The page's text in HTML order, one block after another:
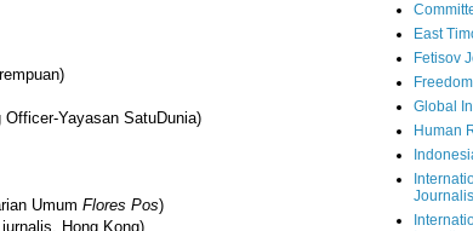
Officer-Yayasan SatuDunia)
Umum Flores Pos)
Hong Kong)
East
Fetisov
Global
Human